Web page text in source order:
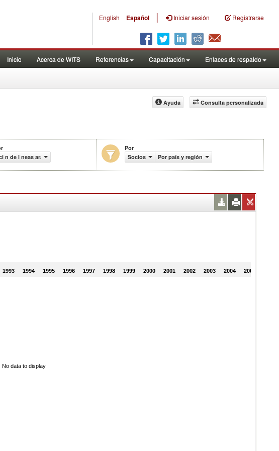
English Español | Iniciar sesión Registrarse
Inicio Acerca de WITS Referencias Capacitación Enlaces de respaldo
Consulta personalizada
Ayuda
n de l neas arancelarias exentas de aranceles efectivamente aplicados (%)
Por
Socios
Por país y región
1993 1994 1995 1996 1997 1998 1999 2000 2001 2002 2003 2004 2005
No data to display